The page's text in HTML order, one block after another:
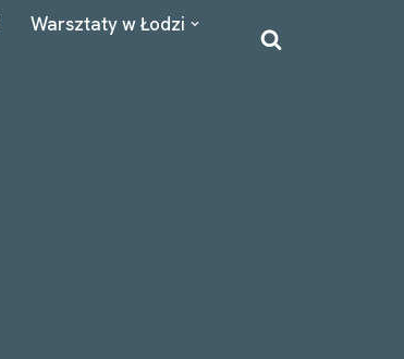
Warsztaty w Łodzi